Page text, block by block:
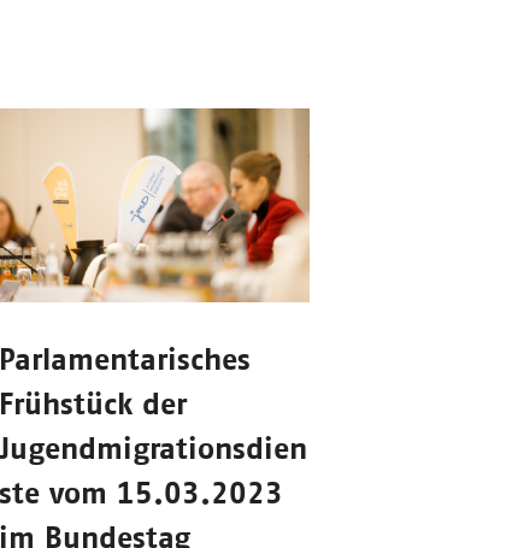
Parlamentarisches
Frühstück der
Jugendmigrationsdien
ste vom 15.03.2023
im Bundestag